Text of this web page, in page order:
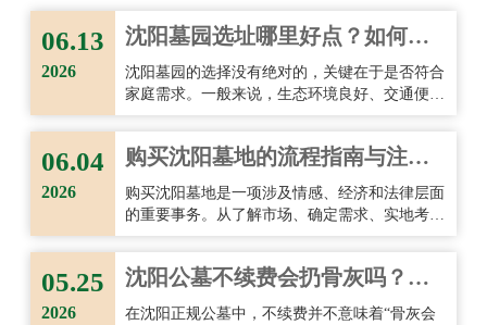
建议个人私下交易或自行处理迁移事项。
06.13
2026
沈阳墓园选址哪里好点？如何选
择理想的墓地？
沈阳墓园的选择没有绝对的，关键在于是否符合
家庭需求。一般来说，生态环境良好、交通便
合现实条件，重点关注环境品质、后期祭扫便利
06.04
2026
购买沈阳墓地的流程指南与注意
事项！
购买沈阳墓地是一项涉及情感、经济和法律层面
的重要事务。从了解市场、确定需求、实地考
05.25
2026
沈阳公墓不续费会扔骨灰吗？详
细解答与注意事项
在沈阳正规公墓中，不续费并不意味着“骨灰会